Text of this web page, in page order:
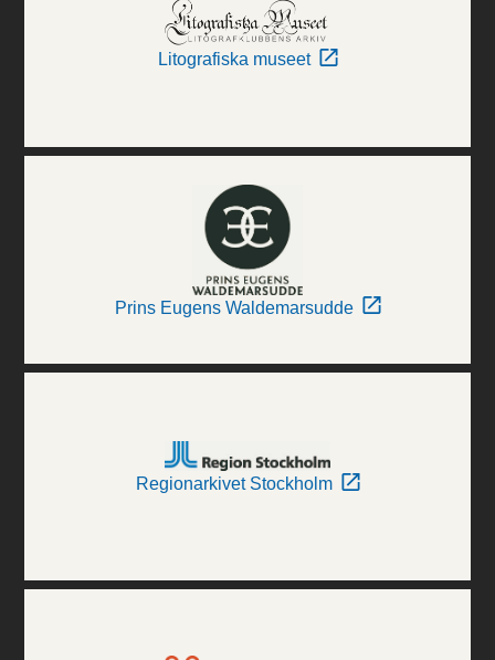
Litografiska museet
Prins Eugens Waldemarsudde
Regionarkivet Stockholm